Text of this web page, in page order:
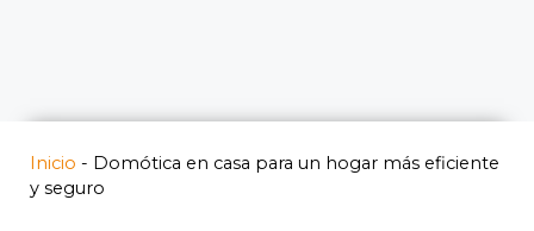
Inicio - Domótica en casa para un hogar más eficiente
y seguro